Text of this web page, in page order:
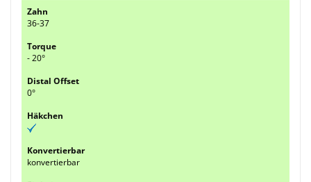
36-37
- 20°
0°
konvertierbar